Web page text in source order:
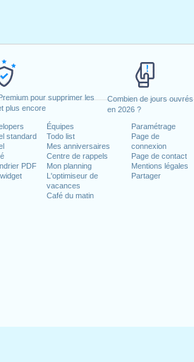
pour supprimer les
plus encore
Combien de jours ouvrés
en 2026 ?
standard
PDF
Équipes
Todo list
Mes anniversaires
Centre de rappels
Mon planning
L'optimiseur de
vacances
Café du matin
Paramétrage
Page de
connexion
Page de contact
Mentions légales
Partager